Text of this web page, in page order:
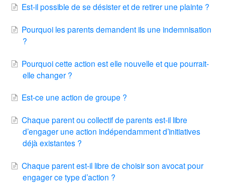
Est-il possible de se désister et de retirer une plainte ?
Pourquoi les parents demandent ils une indemnisation
?
Pourquoi cette action est elle nouvelle et que pourrait-
elle changer ?
Est-ce une action de groupe ?
Chaque parent ou collectif de parents est-il libre
d’engager une action indépendamment d’initiatives
déjà existantes ?
Chaque parent est-il libre de choisir son avocat pour
engager ce type d’action ?